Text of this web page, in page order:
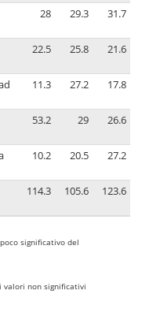
28 29.3 31.7
22.5 25.8 21.6
11.3 27.2 17.8
53.2 29 26.6
10.2 20.5 27.2
114.3 105.6 123.6
significativo del
valori non significativi